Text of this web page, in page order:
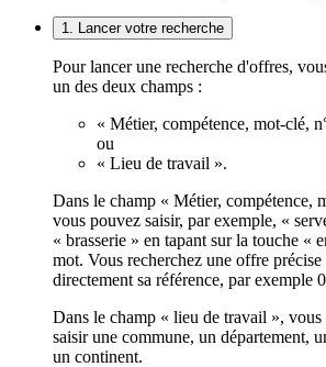
1. Lancer votre recherche
Pour lancer une recherche d'offres,
un des deux champs :
« Métier, compétence, mot-clé,
ou
« Lieu de travail ».
Dans le champ « Métier, compétence,
vous pouvez saisir, par exemple, «
« brasserie » en tapant sur la touche «
mot. Vous recherchez une offre précise
directement sa référence, par exemple
Dans le champ « lieu de travail »,
saisir une commune, un département,
un continent.